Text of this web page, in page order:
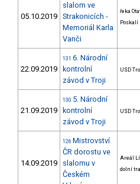
05.10.2019
slalom ve
Strakonicích -
Memoriál Karla
Vanči
řeka
Poskalí
22.09.2019
131 6. Národní
kontrolní
závod v Troji
USD
21.09.2019
130 5. Národní
kontrolní
závod v Troji
USD
14.09.2019
126 Mistrovství
ČR dorostu ve
slalomu v
Českém
Areál
dolní